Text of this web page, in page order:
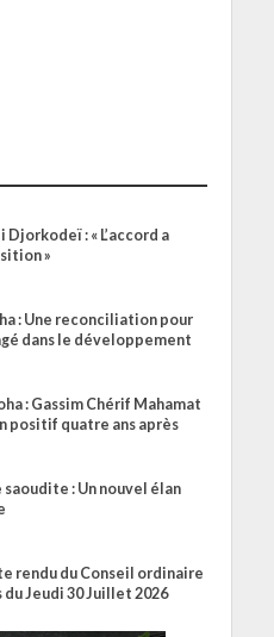
: « L’accord a
»
: Une reconciliation pour
dans le développement
: Gassim Chérif Mahamat
positif quatre ans après
: Un nouvel élan
rendu du Conseil ordinaire
Jeudi 30 Juillet 2026